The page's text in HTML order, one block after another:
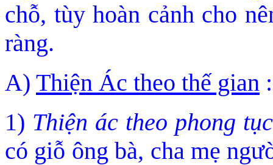
chỗ, tùy hoàn cảnh cho
ràng.
A) Thiện Ác theo thế gian :
1) Thiện ác theo phong tục
có giỗ ông bà, cha mẹ